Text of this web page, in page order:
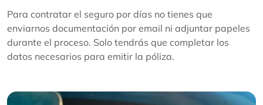
Para contratar el seguro por días no tienes que
enviarnos documentación por email ni adjuntar papeles
durante el proceso. Solo tendrás que completar los
datos necesarios para emitir la póliza.